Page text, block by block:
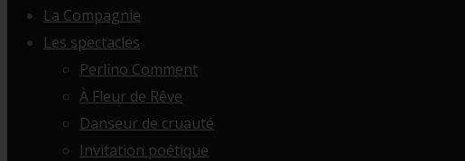
La Compagnie
Les spectacles
Perlino Comment
À Fleur de Rêve
Danseur de cruauté
Invitation poétique